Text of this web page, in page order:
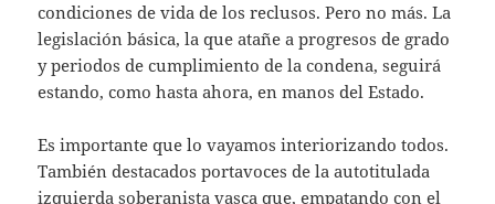
condiciones de vida de los reclusos. Pero no más. La
legislación básica, la que atañe a progresos de grado
y periodos de cumplimiento de la condena, seguirá
estando, como hasta ahora, en manos del Estado.
Es importante que lo vayamos interiorizando todos.
También destacados portavoces de la autotitulada
izquierda soberanista vasca que, empatando con el